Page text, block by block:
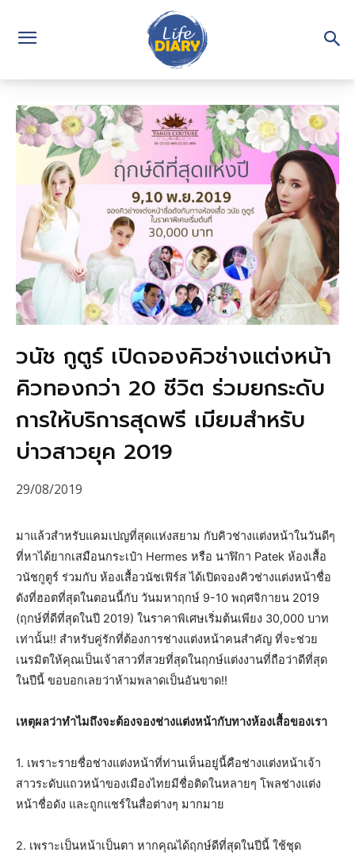
วนัช กูตูร์ เปิดจองคิวช่างแต่งหน้า
คิวทองกว่า 20 ชีวิต ร่วมยกระดับ
การให้บริการสุดพรี เมียมสำหรับ
บ่าวสาวยุค 2019
29/08/2019
มาแล้วสำหรับแคมเปญที่สุดแห่งสยาม กับคิวช่างแต่งหน้าในวันดีๆ
ที่หาได้ยากเสมือนกระเป๋า Hermes หรือ นาฬิกา Patek ห้องเสื้อ
วนัชกูตูร์ ร่วมกับ ห้องเสื้อวนัชเฟิร์ส ได้เปิดจองคิวช่างแต่งหน้าชื่อ
ดังที่ฮอตที่สุดในตอนนี้กับ วันมหาฤกษ์ 9-10 พฤศจิกายน 2019
(ฤกษ์ที่ดีที่สุดในปี 2019) ในราคาพิเศษเริ่มต้นเพียง 30,000 บาท
เท่านั้น!! สำหรับคู่รักที่ต้องการช่างแต่งหน้าคนสำคัญ ที่จะช่วย
เนรมิตให้คุณเป็นเจ้าสาวที่สวยที่สุดในฤกษ์แต่งงานที่ถือว่าดีที่สุด
ในปีนี้ ขอบอกเลยว่าห้ามพลาดเป็นอันขาด!!
เหตุผลว่าทำไมถึงจะต้องจองช่างแต่งหน้ากับทางห้องเสื้อของเรา
1. เพราะรายชื่อช่างแต่งหน้าที่ท่านเห็นอยู่นี้คือช่างแต่งหน้าเจ้า
สาวระดับแถวหน้าของเมืองไทยมีชื่อติดในหลายๆ โพลช่างแต่ง
หน้าชื่อดัง และถูกแชร์ในสื่อต่างๆ มากมาย
2. เพราะเป็นหน้าเป็นตา หากคุณได้ฤกษ์ดีที่สุดในปีนี้ ใช้ชุด